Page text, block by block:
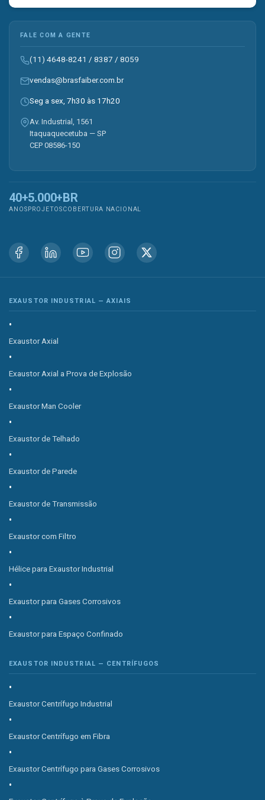
FALE COM A GENTE
(11) 4648-8241 / 8387 / 8059
vendas@brasfaiber.com.br
Seg a sex, 7h30 às 17h20
Av. Industrial, 1561
Itaquaquecetuba — SP
CEP 08586-150
40+
ANOS
5.000+
PROJETOS
BR
COBERTURA NACIONAL
EXAUSTOR INDUSTRIAL — AXIAIS
Exaustor Axial
Exaustor Axial a Prova de Explosão
Exaustor Man Cooler
Exaustor de Telhado
Exaustor de Parede
Exaustor de Transmissão
Exaustor com Filtro
Hélice para Exaustor Industrial
Exaustor para Gases Corrosivos
Exaustor para Espaço Confinado
EXAUSTOR INDUSTRIAL — CENTRÍFUGOS
Exaustor Centrífugo Industrial
Exaustor Centrífugo em Fibra
Exaustor Centrífugo para Gases Corrosivos